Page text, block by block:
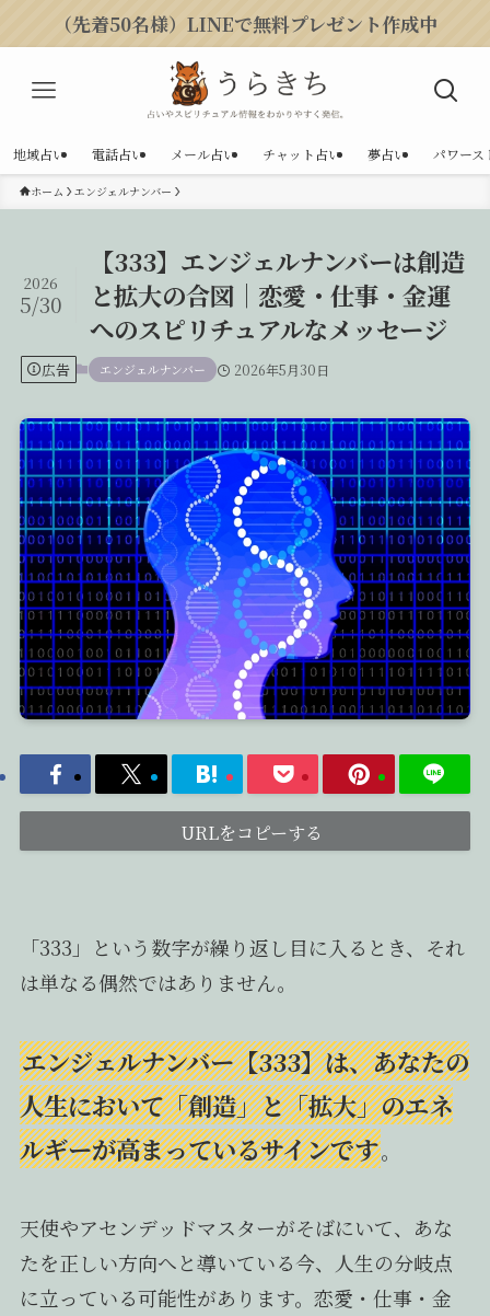
（先着50名様）LINEで無料プレゼント作成中
地域占い 電話占い メール占い チャット占い 夢占い パワース
ホーム エンジェルナンバー
【333】エンジェルナンバーは創造
と拡大の合図｜恋愛・仕事・金運
へのスピリチュアルなメッセージ
2026
5/30
広告 エンジェルナンバー 2026年5月30日
URLをコピーする
「333」という数字が繰り返し目に入るとき、それ
は単なる偶然ではありません。
エンジェルナンバー【333】は、あなたの
人生において「創造」と「拡大」のエネ
ルギーが高まっているサインです。
天使やアセンデッドマスターがそばにいて、あな
たを正しい方向へと導いている今、人生の分岐点
に立っている可能性があります。恋愛・仕事・金